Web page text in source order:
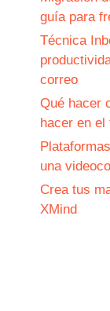
guía para
Técnica
correo
Qué hacer
hacer en el
una
Crea tus
XMind